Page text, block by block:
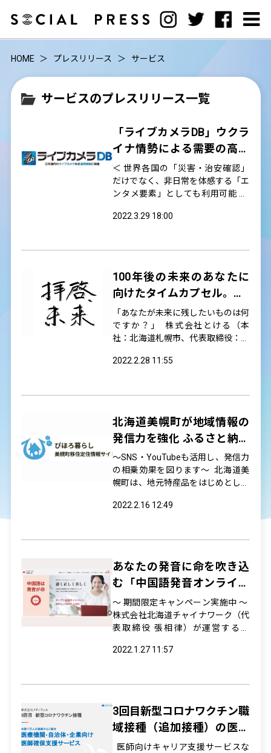
HOME プレスリリース サービス
サービスのプレスリリース一覧
「ライブカメラDB」ウクラ
イナ情勢による需要の高ま
りを受け、世界92カ国・69
0台のライブカメラ掲載を開
始
＜ 世界各国の「災害・治安確認」
だけでなく、非日常を体感する「エ
ンタメ要素」としても利用可能 ＞
幌市）が運営する国内最大級（※
りを背景に、ラインナップとして
「世界各...
2022.3.29 18:00
100年後の未来のあなたに
向けたタイムカプセル。We
bメディア「拝啓、未来」が
公開
「あなたが未来に残したいものは何
ですか？」 株式会社とける（本
社：北海道札幌市、代表取締役：柴
後の未来に向けたインタビューメデ
（「あ...
2022.2.28 11:55
北海道美幌町が地域情報の
発信力を強化 ふるさと納税
と移住定住情報の特設サイ
トオープン
～SNS・YouTubeも活用し、発信力
の相乗効果を図ります～ 北海道美
幌町は、地元特産品をはじめとした
町ふるさと納税応援サイト」と「美
し、それぞれの特色...
2022.2.16 12:49
あなたの発音に命を吹き込
む「中国語発音オンライン
道場HIBIKI」がグランドオ
ープン
〜 期間限定キャンペーン実施中 〜
株式会社北海道チャイナワーク（代
表取締役 張相律）が運営する、
I」がグランドオープン致しまし
https://www.g...
2022.1.27 11:57
3回目新型コロナワクチン職
域接種（追加接種）の医師
確保支援サービス拡充のお
医師向けキャリア支援サービスな